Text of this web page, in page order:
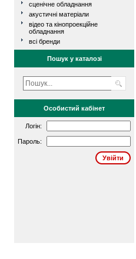
сценічне обладнання
акустичні матеріали
відео та кінопроекційне
обладнання
всі бренди
Пошук у каталозі
Особистий кабінет
Логін:
Пароль: